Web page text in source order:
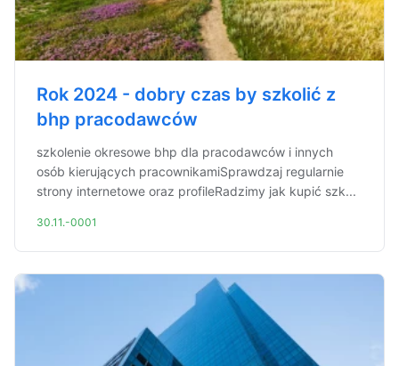
Rok 2024 - dobry czas by szkolić z
bhp pracodawców
szkolenie okresowe bhp dla pracodawców i innych
osób kierujących pracownikamiSprawdzaj regularnie
strony internetowe oraz profileRadzimy jak kupić szk...
30.11.-0001